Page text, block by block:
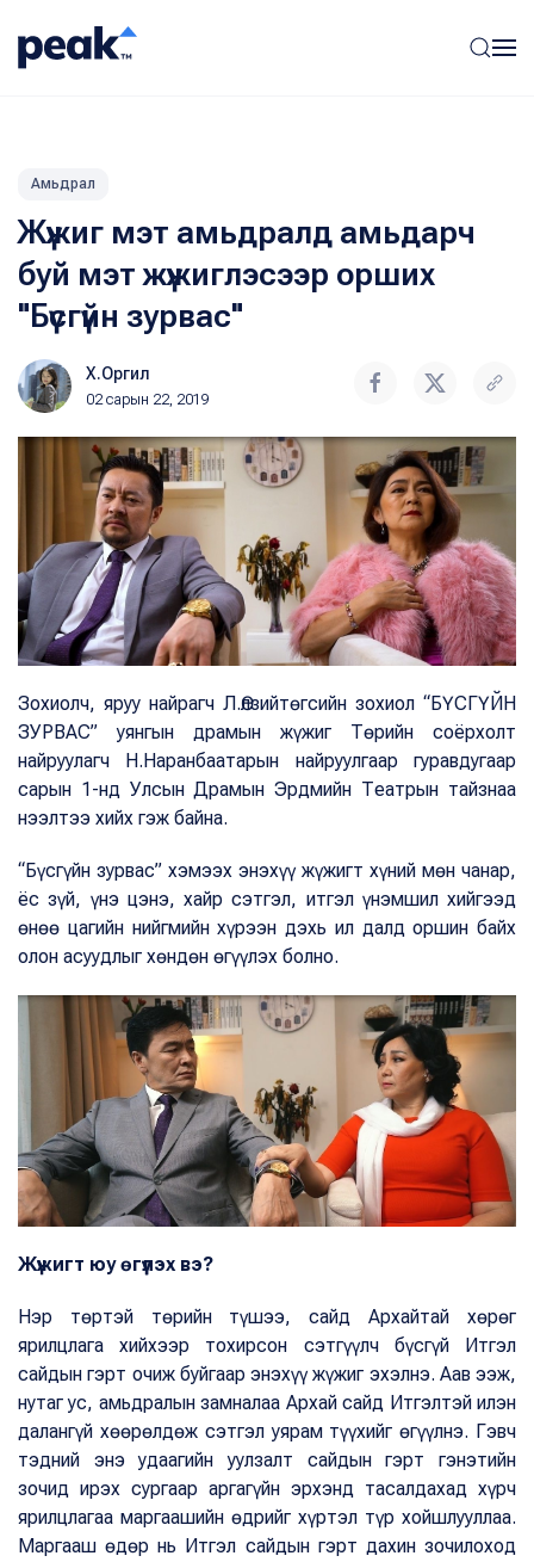
Амьдрал
Жүжиг мэт амьдралд амьдарч
буй мэт жүжиглэсээр орших
"Бүсгүйн зурвас"
Х.Оргил
02 сарын 22, 2019
Зохиолч, яруу найрагч Л.Өлзийтөгсийн зохиол “БҮСГҮЙН
ЗУРВАС” уянгын драмын жүжиг Төрийн соёрхолт
найруулагч Н.Наранбаатарын найруулгаар гуравдугаар
сарын 1-нд Улсын Драмын Эрдмийн Театрын тайзнаа
нээлтээ хийх гэж байна.
“Бүсгүйн зурвас” хэмээх энэхүү жүжигт хүний мөн чанар,
ёс зүй, үнэ цэнэ, хайр сэтгэл, итгэл үнэмшил хийгээд
өнөө цагийн нийгмийн хүрээн дэхь ил далд оршин байх
олон асуудлыг хөндөн өгүүлэх болно.
Жүжигт юу өгүүлэх вэ?
Нэр төртэй төрийн түшээ, сайд Архайтай хөрөг
ярилцлага хийхээр тохирсон сэтгүүлч бүсгүй Итгэл
сайдын гэрт очиж буйгаар энэхүү жүжиг эхэлнэ. Аав ээж,
нутаг ус, амьдралын замналаа Архай сайд Итгэлтэй илэн
далангүй хөөрөлдөж сэтгэл уярам түүхийг өгүүлнэ. Гэвч
тэдний энэ удаагийн уулзалт сайдын гэрт гэнэтийн
зочид ирэх сургаар аргагүйн эрхэнд тасалдахад хүрч
ярилцлагаа маргаашийн өдрийг хүртэл түр хойшлууллаа.
Маргааш өдөр нь Итгэл сайдын гэрт дахин зочилоход